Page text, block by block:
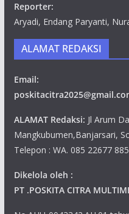
Reporter:
Aryadi, Endang Paryanti,
ALAMAT REDAKSI
Email:
ALAMAT Redaksi: Jl Arum
Mangkubumen,Banjarsari,
Telepon : WA. 085 22677
Dikelola oleh :
PT .POSKITA CITRA